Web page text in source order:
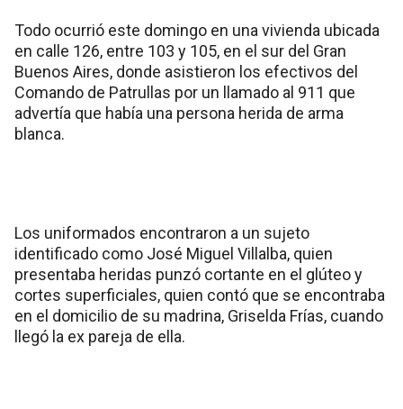
Todo ocurrió este domingo en una vivienda ubicada
en calle 126, entre 103 y 105, en el sur del Gran
Buenos Aires, donde asistieron los efectivos del
Comando de Patrullas por un llamado al 911 que
advertía que había una persona herida de arma
blanca.
Los uniformados encontraron a un sujeto
identificado como José Miguel Villalba, quien
presentaba heridas punzó cortante en el glúteo y
cortes superficiales, quien contó que se encontraba
en el domicilio de su madrina, Griselda Frías, cuando
llegó la ex pareja de ella.